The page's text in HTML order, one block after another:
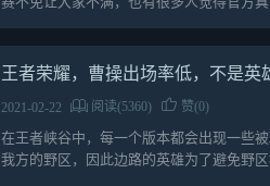
王者荣耀，曹操出场率低，不是英
2021-02-22 阅读(5360) 赞(0)
在王者峡谷中，每一个版本都会出现一些
我方的野区，因此边路的英雄为了避免野